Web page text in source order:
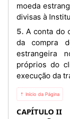
moeda
divisas à
5. A conta do ordenador em moeda nacional no caso
da compra
estrangeira
próprios do
execução da
⇡ Início da Página
CAPÍTULO II